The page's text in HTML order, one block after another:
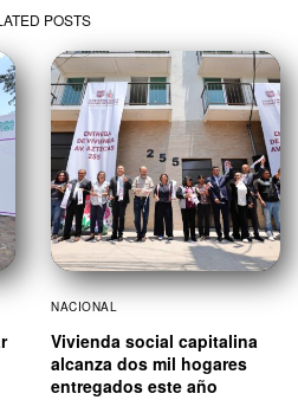
POSTS
NACIONAL
Vivienda social capitalina
alcanza dos mil hogares
entregados este año